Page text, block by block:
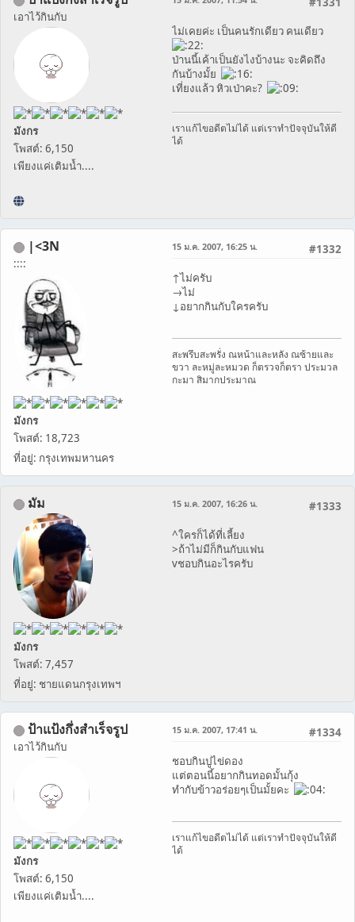
เอาไว้กินกับ
มังกร
โพสต์: 6,150
เพียงแค่เติมน้ำ....
ไม่เคยค่ะ เป็นคนรักเดียว คนเดียว
ป่านนี้เค้าเป็นยังไงบ้างนะ จะคิดถึง
กันบ้างมั้ย
เที่ยงแล้ว หิวเป่าคะ?
เราแก้ไขอดีตไม่ได้ แต่เราทำปัจจุบันให้ดี
ได้
|<3N
::::
มังกร
โพสต์: 18,723
ที่อยู่: กรุงเทพมหานคร
#1332
15 ม.ค. 2007, 16:25 น.
↑ไม่ครับ
→ไม่
↓อยากกินกับใครครับ
สะพรึบสะพรั่ง ณหน้าและหลัง ณซ้ายและ
ขวา ละหมู่ละหมวด ก็ตรวจก็ตรา ประมวล
กะมา สิมากประมาณ
มัม
มังกร
โพสต์: 7,457
ที่อยู่: ชายแดนกรุงเทพฯ
#1333
15 ม.ค. 2007, 16:26 น.
^ใครก็ได้ที่เลี้ยง
>ถ้าไม่มีก็กินกับแฟน
vชอบกินอะไรครับ
ป้าแป้งกึ่งสำเร็จรูป
เอาไว้กินกับ
มังกร
โพสต์: 6,150
เพียงแค่เติมน้ำ....
#1334
15 ม.ค. 2007, 17:41 น.
ชอบกินปูไข่ดอง
แต่ตอนนี้อยากกินทอดมั้นกุ้ง
ทำกับข้าวอร่อยๆเป็นมั้ยคะ
เราแก้ไขอดีตไม่ได้ แต่เราทำปัจจุบันให้ดี
ได้